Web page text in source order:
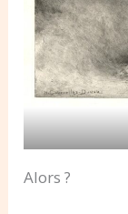
Alors ?